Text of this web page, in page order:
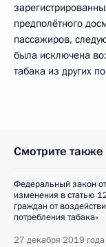
предполётного
пассажиров,
была исключена
табака из других
Смотрите также
Федеральный закон
изменения в статью
граждан от
потребления табака»
27 декабря 2019 года